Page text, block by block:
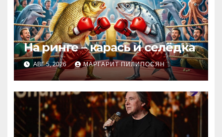
На ринге – карась и селёдка
АВГ 5, 2026 МАРГАРИТ ПИЛИПОСЯН